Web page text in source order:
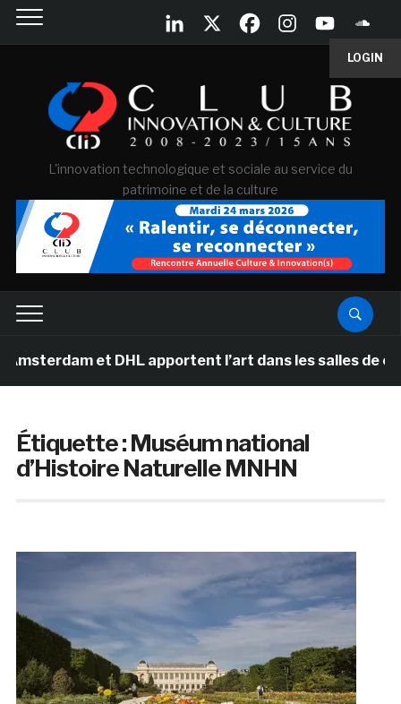
LOGIN
L'innovation technologique et sociale au service du
patrimoine et de la culture
et DHL apportent l’art dans les salles de classe des
Étiquette :Muséum national
d’Histoire Naturelle MNHN